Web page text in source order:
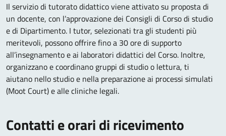
Il servizio di tutorato didattico viene attivato su proposta di
un docente, con l’approvazione dei Consigli di Corso di studio
e di Dipartimento. I tutor, selezionati tra gli studenti più
meritevoli, possono offrire fino a 30 ore di supporto
all’insegnamento e ai laboratori didattici del Corso. Inoltre,
organizzano e coordinano gruppi di studio o lettura, ti
aiutano nello studio e nella preparazione ai processi simulati
(Moot Court) e alle cliniche legali.
Contatti e orari di ricevimento